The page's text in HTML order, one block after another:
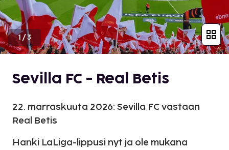
1 /3
Sevilla FC - Real Betis
22. marraskuuta 2026: Sevilla FC vastaan
Real Betis
Hanki LaLiga-lippusi nyt ja ole mukana